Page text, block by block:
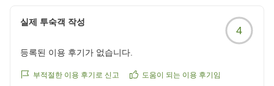
今後も、より良いサービスを提供していけるよう、誠心
また機会がありましたら、どうぞお越しくださいませ。
アートホテル大分 フロント
실제 투숙객 작성
4
등록된 이용 후기가 없습니다.
부적절한 이용 후기로 신고 도움이 되는 이용 후기임